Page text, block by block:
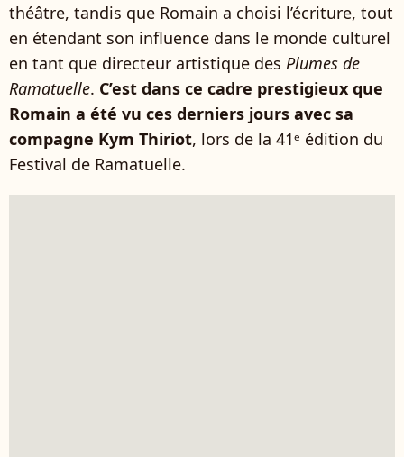
théâtre, tandis que Romain a choisi l’écriture, tout
en étendant son influence dans le monde culturel
en tant que directeur artistique des Plumes de
Ramatuelle. C’est dans ce cadre prestigieux que
Romain a été vu ces derniers jours avec sa
compagne Kym Thiriot, lors de la 41ᵉ édition du
Festival de Ramatuelle.